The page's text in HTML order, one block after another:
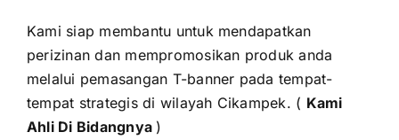
Kami siap membantu untuk mendapatkan
perizinan dan mempromosikan produk anda
melalui pemasangan T-banner pada tempat-
tempat strategis di wilayah Cikampek. ( Kami
Ahli Di Bidangnya )